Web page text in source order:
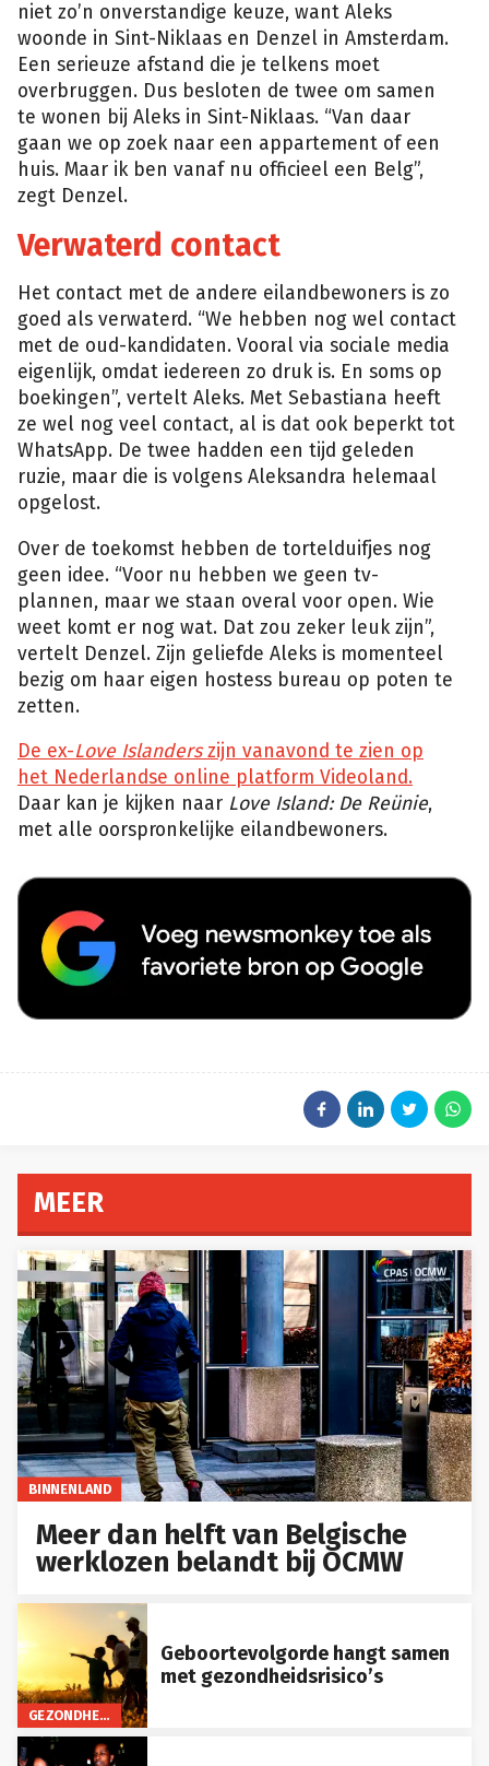
niet zo’n onverstandige keuze, want Aleks
woonde in Sint-Niklaas en Denzel in Amsterdam.
Een serieuze afstand die je telkens moet
overbruggen. Dus besloten de twee om samen
te wonen bij Aleks in Sint-Niklaas. “Van daar
gaan we op zoek naar een appartement of een
huis. Maar ik ben vanaf nu officieel een Belg”,
zegt Denzel.
Verwaterd contact
Het contact met de andere eilandbewoners is zo
goed als verwaterd. “We hebben nog wel contact
met de oud-kandidaten. Vooral via sociale media
eigenlijk, omdat iedereen zo druk is. En soms op
boekingen”, vertelt Aleks. Met Sebastiana heeft
ze wel nog veel contact, al is dat ook beperkt tot
WhatsApp. De twee hadden een tijd geleden
ruzie, maar die is volgens Aleksandra helemaal
opgelost.
Over de toekomst hebben de tortelduifjes nog
geen idee. “Voor nu hebben we geen tv-
plannen, maar we staan overal voor open. Wie
weet komt er nog wat. Dat zou zeker leuk zijn”,
vertelt Denzel. Zijn geliefde Aleks is momenteel
bezig om haar eigen hostess bureau op poten te
zetten.
De ex-Love Islanderszijn vanavond te zien op
het Nederlandse online platform Videoland.
Daar kan je kijken naar Love Island: De Reünie,
met alle oorspronkelijke eilandbewoners.
MEER
BINNENLAND
Meer dan helft van Belgische
werklozen belandt bij OCMW
GEZONDHEID
Geboortevolgorde hangt samen
met gezondheidsrisico’s